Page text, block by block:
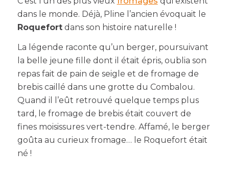
dans le monde. Déjà, Pline l’ancien évoquait le
Roquefortdans son histoire naturelle !
La légende raconte qu’un berger, poursuivant
la belle jeune fille dont il était épris, oublia son
repas fait de pain de seigle et de fromage de
brebis caillé dans une grotte du Combalou.
Quand il l’eût retrouvé quelque temps plus
tard, le fromage de brebis était couvert de
fines moisissures vert-tendre. Affamé, le berger
goûta au curieux fromage… le Roquefort était
né !